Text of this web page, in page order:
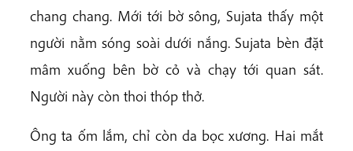
chang chang. Mới tới bờ sông, Sujata thấy một
người nằm sóng soài dưới nắng. Sujata bèn đặt
mâm xuống bên bờ cỏ và chạy tới quan sát.
Người này còn thoi thóp thở.
Ông ta ốm lắm, chỉ còn da bọc xương. Hai mắt